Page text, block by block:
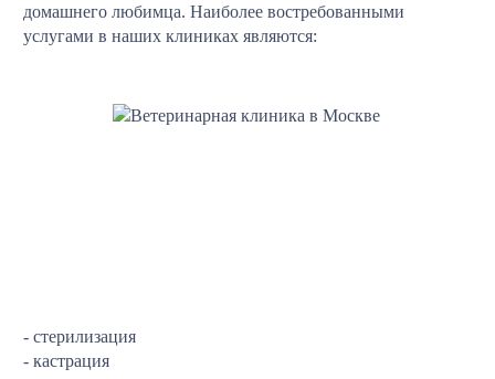
домашнего любимца. Наиболее востребованными
услугами в наших клиниках являются:
- стерилизация
- кастрация